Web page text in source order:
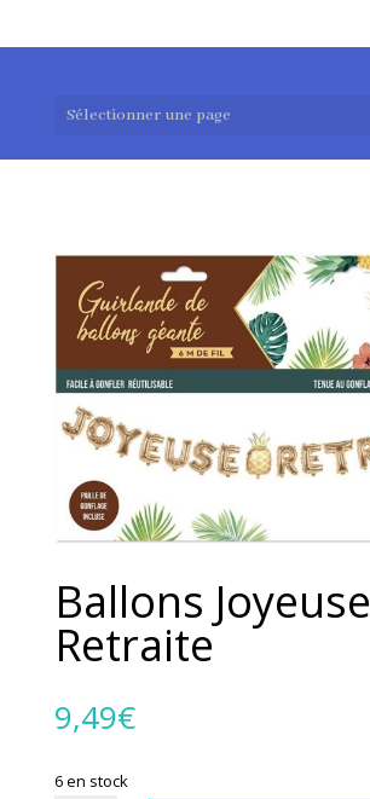
Sélectionner une page
Ballons Joyeuse
Retraite
9,49€
6 en stock